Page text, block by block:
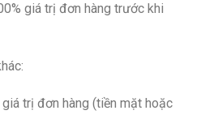
giá trị đơn hàng trước khi
trị đơn hàng (tiền mặt hoặc